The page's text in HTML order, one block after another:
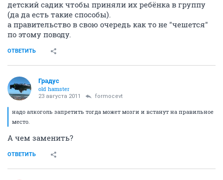
детский садик чтобы приняли их ребёнка в группу
(да да есть такие способы).
а правительство в свою очередь как то не "чешется"
по этому поводу.
ОТВЕТИТЬ
Градус
old hamster
23 августа 2011 formocevt
надо алкоголь запретить тогда может мозги и встанут на правильное
место.
А чем заменить?
ОТВЕТИТЬ